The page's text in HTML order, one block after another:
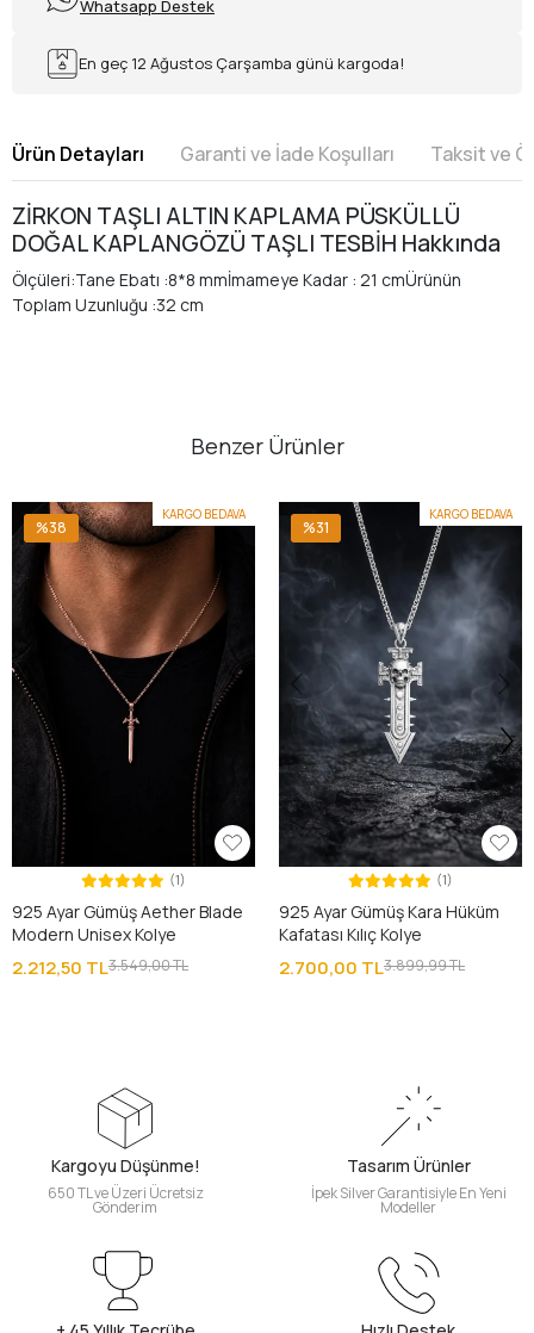
Whatsapp Destek
En geç 12 Ağustos Çarşamba günü kargoda!
Ürün Detayları Garanti ve İade Koşulları Taksit ve
ZİRKON TAŞLI ALTIN KAPLAMA PÜSKÜLLÜ
DOĞAL KAPLANGÖZÜ TAŞLI TESBİH Hakkında
Ölçüleri:Tane Ebatı :8*8 mmİmameye Kadar : 21 cmÜrünün
Toplam Uzunluğu :32 cm
Benzer Ürünler
KARGO BEDAVA
%38
(1)
925 Ayar Gümüş Aether Blade
Modern Unisex Kolye
2.212,50 TL3.549,00 TL
KARGO BEDAVA
%31
(1)
925 Ayar Gümüş Kara Hüküm
Kafatası Kılıç Kolye
2.700,00 TL3.899,99 TL
Kargoyu Düşünme!
650 TL ve Üzeri Ücretsiz
Gönderim
Tasarım Ürünler
İpek Silver Garantisiyle En Yeni
Modeller